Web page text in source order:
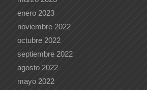
enero 2023
noviembre 2022
octubre 2022
septiembre 2022
agosto 2022
mayo 2022